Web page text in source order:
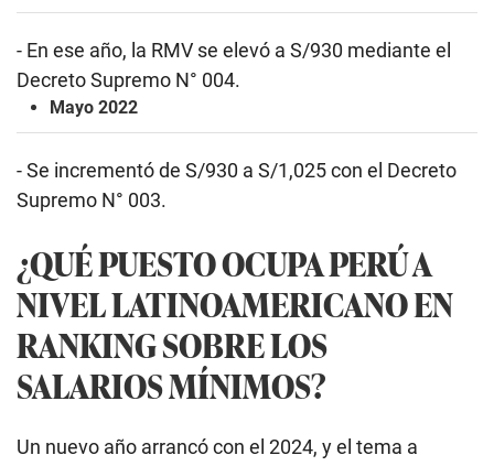
- En ese año, la RMV se elevó a S/930 mediante el
Decreto Supremo N° 004.
Mayo 2022
- Se incrementó de S/930 a S/1,025 con el Decreto
Supremo N° 003.
¿QUÉ PUESTO OCUPA PERÚ A
NIVEL LATINOAMERICANO EN
RANKING SOBRE LOS
SALARIOS MÍNIMOS?
Un nuevo año arrancó con el 2024, y el tema a